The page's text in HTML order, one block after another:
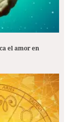
el amor en